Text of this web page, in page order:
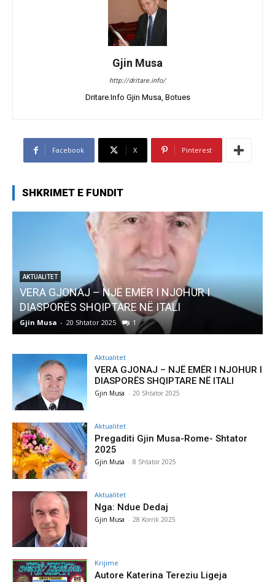
Gjin Musa
http://dritare.info/
Dritare.Info Gjin Musa, Botues
Facebook X Pinterest
SHKRIMET E FUNDIT
AKTUALITET
Pregaditi Gjin Musa-Rome- Shtator 2025
Gjin Musa - 8 Shtator 2025 0
Aktualitet
VERA GJONAJ – NJË EMËR I NJOHUR I
DIASPORËS SHQIPTARE NË ITALI
Gjin Musa - 20 Shtator 2025
Aktualitet
Pregaditi Gjin Musa-Rome- Shtator
2025
Gjin Musa - 8 Shtator 2025
Aktualitet
Nga: Ndue Dedaj
Gjin Musa - 28 Korrik 2025
Krijime
Autore Katerina Tereziu Ligeja